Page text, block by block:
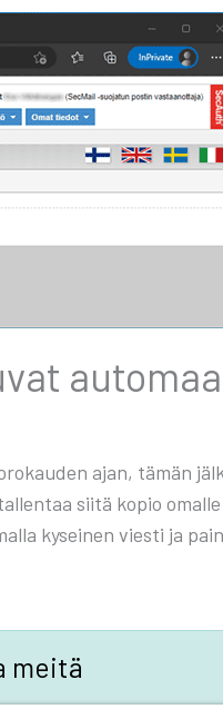
ajan, tämän
sii­tä kopio
kysei­nen vies­ti ja
meitä